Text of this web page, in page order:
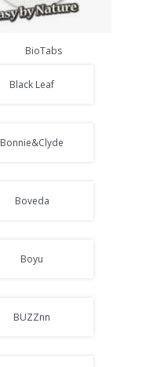
BioTabs
Black Leaf
Bonnie&Clyde
Boveda
Boyu
BUZZnn